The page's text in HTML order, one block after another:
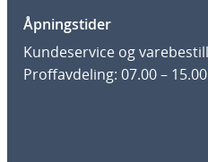
Åpningstider
Kundeservice og
Proffavdeling: 07.00 – 15.00